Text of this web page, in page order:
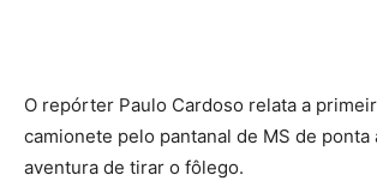
O repórter Paulo Cardoso relata a
camionete pelo pantanal de MS de ponta
aventura de tirar o fôlego.